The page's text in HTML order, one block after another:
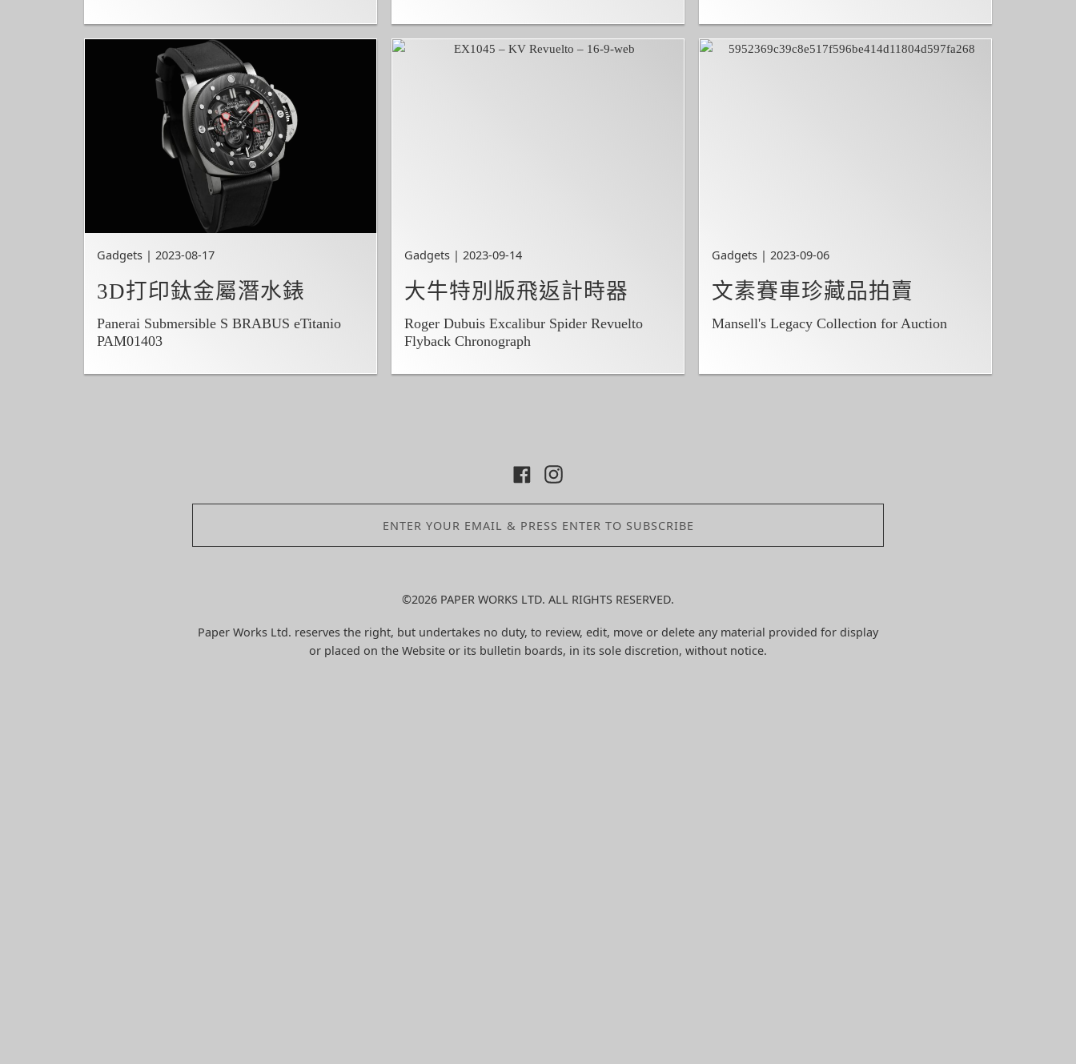
Gadgets | 2023-08-17
3D打印鈦金屬潛水錶
Panerai Submersible S BRABUS eTitanio
PAM01403
Gadgets | 2023-09-14
大牛特別版飛返計時器
Roger Dubuis Excalibur Spider Revuelto
Flyback Chronograph
Gadgets | 2023-09-06
文素賽車珍藏品拍賣
Mansell's Legacy Collection for Auction
©2026 PAPER WORKS LTD. ALL RIGHTS RESERVED.
Paper Works Ltd. reserves the right, but undertakes no duty, to review, edit, move or delete any material provided for display
or placed on the Website or its bulletin boards, in its sole discretion, without notice.